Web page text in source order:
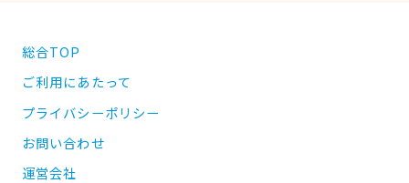
総合TOP
ご利用にあたって
プライバシーポリシー
お問い合わせ
運営会社